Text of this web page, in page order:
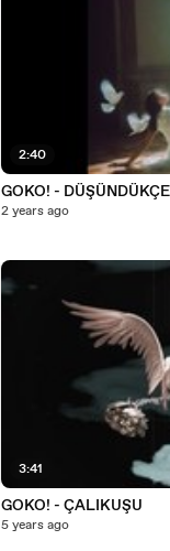
2:40
GOKO! -
2 years ago
3:41
GOKO! - ÇALIKUŞU
5 years ago